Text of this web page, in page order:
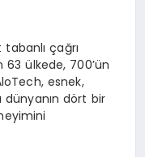
tabanlı çağrı
ülkede, 700’ün
esnek,
dünyanın dört bir